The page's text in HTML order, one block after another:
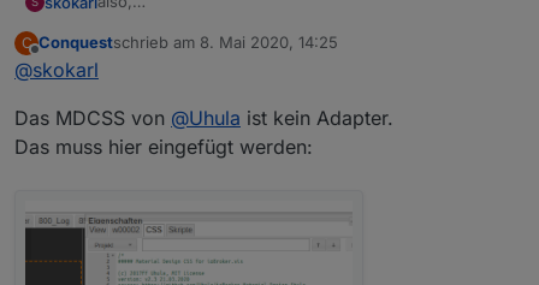
Design Adapter darf nicht installiert sein.
Und heute morgen bei Versuch es zu installieren gab
host.IOBroker	2020-05-08 16:15:37.047
host.IOBroker	2020-05-08 16:15:36.035
host.IOBroker	2020-05-08 16:15:35.993	info
host.IOBroker	2020-05-08 16:15:35.992	info
host.IOBroker	2020-05-08 16:15:35.990
C
Offline
Conquestschrieb am 8. Mai 2020, 14:25
zuletzt editiert von
@skokarl
Das MDCSS von @Uhula ist kein Adapter.
Das muss hier eingefügt werden: